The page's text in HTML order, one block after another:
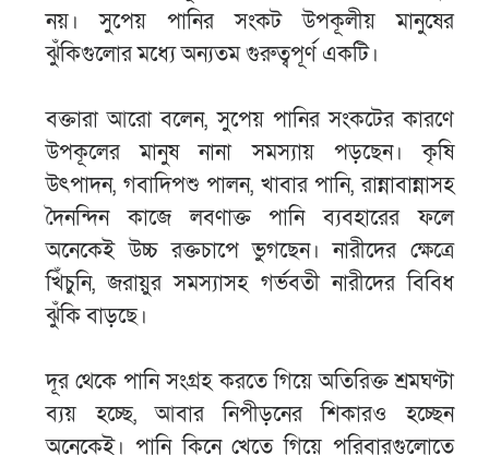
নয়। সুপেয় পানির সংকট উপকূলীয় মানুষের
ঝুঁকিগুলোর মধ্যে অন্যতম গুরুত্বপূর্ণ একটি।
বক্তারা আরো বলেন, সুপেয় পানির সংকটের কারণে
উপকূলের মানুষ নানা সমস্যায় পড়ছেন। কৃষি
উৎপাদন, গবাদিপশু পালন, খাবার পানি, রান্নাবান্নাসহ
দৈনন্দিন কাজে লবণাক্ত পানি ব্যবহারের ফলে
অনেকেই উচ্চ রক্তচাপে ভুগছেন। নারীদের ক্ষেত্রে
খিঁচুনি, জরায়ুর সমস্যাসহ গর্ভবতী নারীদের বিবিধ
ঝুঁকি বাড়ছে।
দূর থেকে পানি সংগ্রহ করতে গিয়ে অতিরিক্ত শ্রমঘণ্টা
ব্যয় হচ্ছে, আবার নিপীড়নের শিকারও হচ্ছেন
অনেকেই। পানি কিনে খেতে গিয়ে পরিবারগুলোতে